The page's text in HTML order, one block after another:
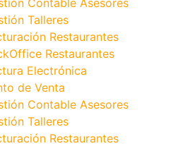
Talleres
Restaurantes
Restaurantes
Electrónica
de Venta
Contable Asesores
Talleres
Restaurantes